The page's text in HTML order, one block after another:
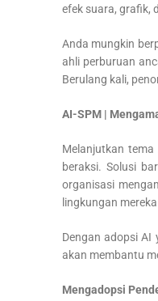
efek suara, grafik,
Anda mungkin
ahli perburuan
Berulang kali,
AI-SPM |
Melanjutkan
beraksi. Solusi
organisasi
lingkungan
Dengan adopsi AI
akan membantu
Mengadopsi